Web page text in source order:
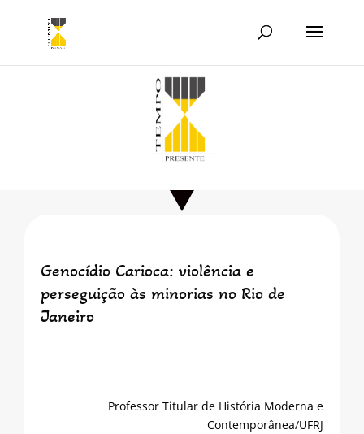
Genocídio Carioca: violência e
perseguição às minorias no Rio de
Janeiro
Professor Titular de História Moderna e
Contemporânea/UFRJ